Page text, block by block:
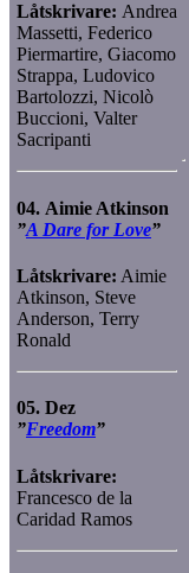
Låtskrivare: Andrea
Massetti, Federico
Piermartire, Giacomo
Strappa, Ludovico
Bartolozzi, Nicolò
Buccioni, Valter
Sacripanti
04. Aimie Atkinson
”A Dare for Love”
Låtskrivare: Aimie
Atkinson, Steve
Anderson, Terry
Ronald
05. Dez
”Freedom”
Låtskrivare:
Francesco de la
Caridad Ramos